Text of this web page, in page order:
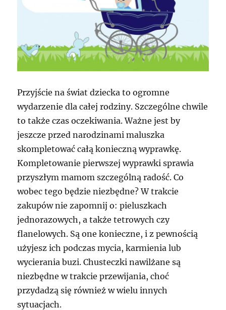
Przyjście na świat dziecka to ogromne
wydarzenie dla całej rodziny. Szczególne chwile
to także czas oczekiwania. Ważne jest by
jeszcze przed narodzinami maluszka
skompletować całą konieczną wyprawkę.
Kompletowanie pierwszej wyprawki sprawia
przyszłym mamom szczególną radość. Co
wobec tego będzie niezbędne? W trakcie
zakupów nie zapomnij o: pieluszkach
jednorazowych, a także tetrowych czy
flanelowych. Są one konieczne, i z pewnością
użyjesz ich podczas mycia, karmienia lub
wycierania buzi. Chusteczki nawilżane są
niezbędne w trakcie przewijania, choć
przydadzą się również w wielu innych
sytuacjach.